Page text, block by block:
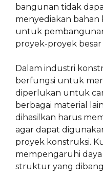
bangunan tidak
menyediakan
untuk
proyek-proyek besar
Dalam industri
berfungsi untuk
diperlukan untuk
berbagai material
dihasilkan harus
agar dapat
proyek konstruksi.
mempengaruhi
struktur yang